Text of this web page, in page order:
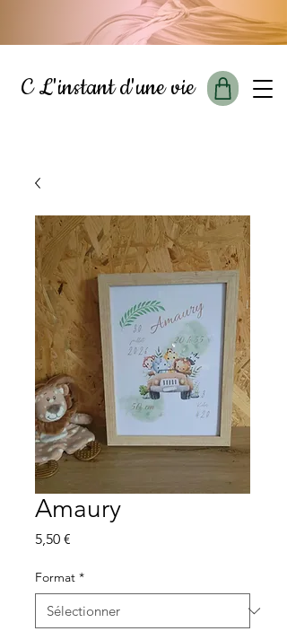
C L'instant d'une vie
Amaury
5,50 €
Format *